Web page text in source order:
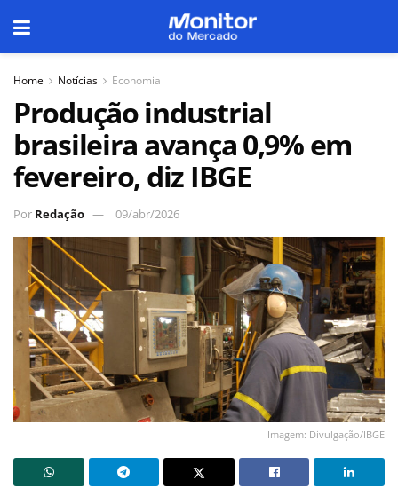
Home Notícias Economia
Produção industrial
brasileira avança 0,9% em
fevereiro, diz IBGE
Por Redação 09/abr/2026
Imagem: Divulgação/IBGE